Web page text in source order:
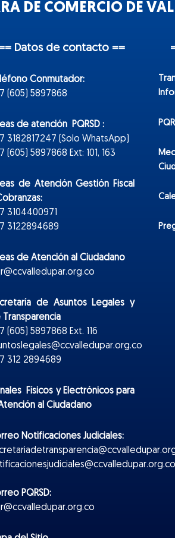
DE COMERCIO DE
Datos de contacto ==
Conmutador:
(605) 5897868
de atención PQRSD :
3182817247 (Solo WhatsApp)
(605) 5897868 Ext: 101, 163
de Atención Gestión Fiscal
3104400971
3122894689
de Atención al Ciudadano
de Asuntos Legales y
(605) 5897868 Ext. 116
312 2894689
Físicos yElectrónicospara
al Ciudadano
Notificaciones Judiciales:
PQRSD: